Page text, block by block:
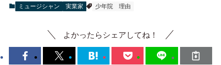
ミュージシャン 実業家 少年院 理由
よかったらシェアしてね！